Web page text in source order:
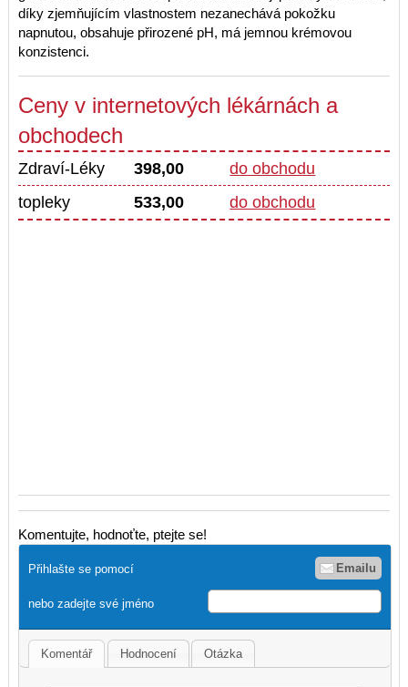
díky zjemňujícím vlastnostem nezanechává pokožku
napnutou, obsahuje přirozené pH, má jemnou krémovou
konzistenci.
Ceny v internetových lékárnách a
obchodech
Zdraví-Léky 398,00
do obchodu
topleky
533,00 do obchodu
Komentujte, hodnoťte, ptejte se!
Přihlašte se pomocí Emailu
nebo zadejte své jméno
Komentář Hodnocení Otázka